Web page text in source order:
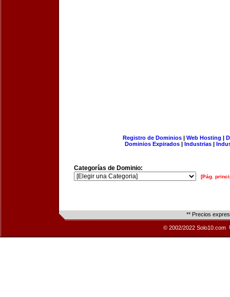
Registro de Dominios| Web Hosting |
Dominios Expirados | Industrias |
Categorías de Dominio:
[Pág.
** Precios
© 2002/2022 Solo10.com